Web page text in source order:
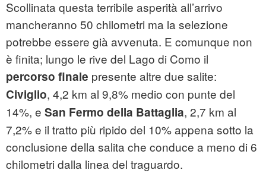
Scollinata questa terribile asperità all’arrivo
mancheranno 50 chilometri ma la selezione
potrebbe essere già avvenuta. E comunque non
è finita; lungo le rive del Lago di Como il
percorso finale presente altre due salite:
Civiglio, 4,2 km al 9,8% medio con punte del
14%, e San Fermo della Battaglia, 2,7 km al
7,2% e il tratto più ripido del 10% appena sotto la
conclusione della salita che conduce a meno di 6
chilometri dalla linea del traguardo.